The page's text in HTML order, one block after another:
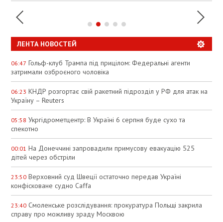
ЛЕНТА НОВОСТЕЙ
06:47 Гольф-клуб Трампа під прицілом: Федеральні агенти
затримали озброєного чоловіка
06:23 КНДР розгортає свій ракетний підрозділ у РФ для атак на
Україну – Reuters
05:58 Укргідрометцентр: В Україні 6 серпня буде сухо та
спекотно
00:01 На Донеччині запровадили примусову евакуацію 525
дітей через обстріли
23:50 Верховний суд Швеції остаточно передав Україні
конфісковане судно Caffa
23:40 Смоленське розслідування: прокуратура Польщі закрила
справу про можливу зраду Москвою